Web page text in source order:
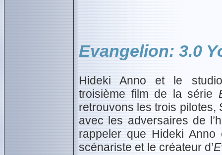
Evangelion: 3.0
Hideki Anno et le
troisième film de la série
retrouvons les trois pilotes,
avec les adversaires de
rappeler que Hideki
scénariste et le créateur d’